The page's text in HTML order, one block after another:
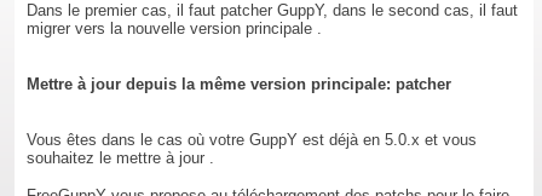
Dans le premier cas, il faut patcher GuppY, dans le second cas, il faut
migrer vers la nouvelle version principale .
Mettre à jour depuis la même version principale: patcher
Vous êtes dans le cas où votre GuppY est déjà en 5.0.x et vous
souhaitez le mettre à jour .